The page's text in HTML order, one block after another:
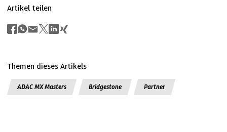
Artikel teilen
Themen dieses Artikels
ADAC MX Masters Bridgestone Partner